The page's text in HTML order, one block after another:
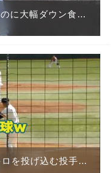
に大幅ダウン食ら
を投げ込む投手ｗ